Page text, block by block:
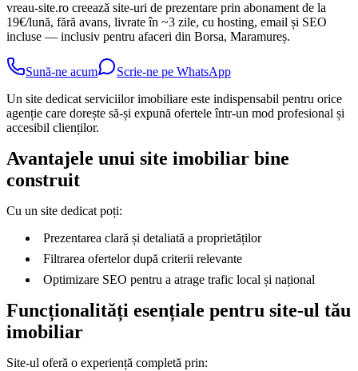
vreau-site.ro creează site-uri de prezentare prin abonament de la
19€/lună, fără avans, livrate în ~3 zile, cu hosting, email și SEO
incluse — inclusiv pentru afaceri din Borsa, Maramureș.
Sună-ne acum
Scrie-ne pe WhatsApp
Un site dedicat serviciilor imobiliare este indispensabil pentru orice
agenție care dorește să-și expună ofertele într-un mod profesional și
accesibil clienților.
Avantajele unui site imobiliar bine
construit
Cu un site dedicat poți:
Prezentarea clară și detaliată a proprietăților
Filtrarea ofertelor după criterii relevante
Optimizare SEO pentru a atrage trafic local și național
Funcționalități esențiale pentru site-ul tău
imobiliar
Site-ul oferă o experiență completă prin: